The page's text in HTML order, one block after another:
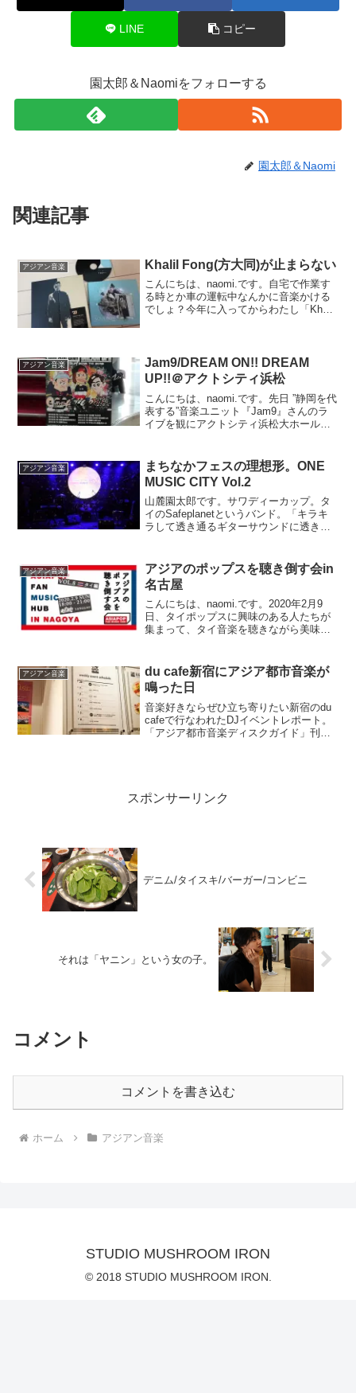
LINE コピー
園太郎＆Naomiをフォローする
園太郎＆Naomi
関連記事
アジアン音楽 Khalil Fong(方大同)が止まらない
こんにちは、naomi.です。自宅で作業す
る時とか車の運転中なんかに音楽かける
でしょ？今年に入ってからわたし「Khalil
るメ...
アジアン音楽
Jam9/DREAM ON!! DREAM
UP!!＠アクトシティ浜松
こんにちは、naomi.です。先日 ”静岡を代
表する”音楽ユニット『Jam9』さんのラ
イブを観にアクトシティ浜松大ホール
太郎と二人で観に行ってきました。ここ
んとこ、...
アジアン音楽
まちなかフェスの理想形。ONE
MUSIC CITY Vol.2
山麓園太郎です。サワディーカップ。タ
イのSafeplanetというバンド。「キラキ
ラして透き通るギターサウンドに透き通
で和菓子を食べてるみたいな例えです
が、先日発売され...
アジアン音楽
アジアのポップスを聴き倒す会in
名古屋
こんにちは、naomi.です。2020年2月9
日、タイポップスに興味のある人たちが
集まって、タイ音楽を聴きながら美味し
たくさんいるけれど、海外ポップスを聴
く人は少数派。...
アジアン音楽
du cafe新宿にアジア都市音楽が
鳴った日
音楽好きならぜひ立ち寄りたい新宿のdu
cafeで行なわれたDJイベントレポート。
「アジア都市音楽ディスクガイド」刊行
スポンサーリンク
デニム/タイスキ/バーガー/コンビニ
それは「ヤニン」という女の子。
コメント
コメントを書き込む
ホーム アジアン音楽
STUDIO MUSHROOM IRON
© 2018 STUDIO MUSHROOM IRON.